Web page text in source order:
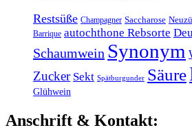
Restsüße Champagner Saccharose
Barrique autochthone Rebsorte
Schaumwein Synonym
Zucker Sekt Spätburgunder Säure
Glühwein
Anschrift & Kontakt: